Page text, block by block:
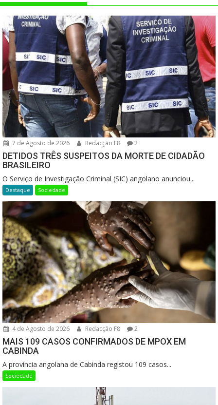
7 de Agosto de 2026 Redacção F8 2
DETIDOS TRÊS SUSPEITOS DA MORTE DE CIDADÃO
BRASILEIRO
O Serviço de Investigação Criminal (SIC) angolano anunciou...
Destaque Sociedade
4 de Agosto de 2026 Redacção F8 2
MAIS 109 CASOS CONFIRMADOS DE MPOX EM
CABINDA
A província angolana de Cabinda registou 109 casos...
Sociedade